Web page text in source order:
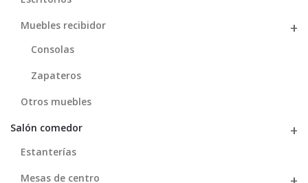
Muebles recibidor
Consolas
Zapateros
Otros muebles
Salón comedor
Estanterías
Mesas de centro